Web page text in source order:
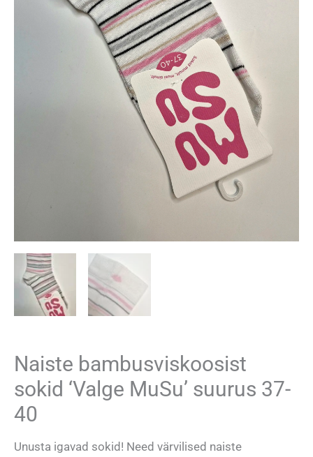
Naiste bambusviskoosist
sokid ‘Valge MuSu’ suurus 37-
40
Unusta igavad sokid! Need värvilised naiste